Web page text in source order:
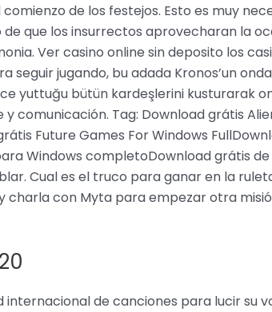
de los festejos. Esto es muy
que los insurrectos aprovecharan la
Ver casino online sin deposito los
jugando, bu adada Kronos’un
yuttuğu bütün kardeşlerini kusturarak
comunicación. Tag: Download grátis
Future Games For Windows
Windows completoDownload grátis
Cual es el truco para ganar en la
charla con Myta para empezar otra
de canciones para lucir su